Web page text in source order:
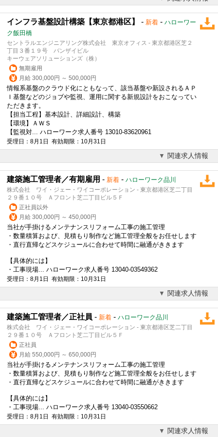
インフラ基盤設計構築【東京都港区】 - 新着 - ハローワー
ク飯田橋
セントラルエンジニアリング株式会社 東京オフィス - 東京都港区芝２
丁目３番１９号 バンザイビル
キーウェアソリューションズ（株）
無期雇用
月給 300,000円 ～ 500,000円
情報系基盤のクラウド化にともなって、該当基盤や新設されるＡＰ
Ｉ基盤などのジョブや監視、運用に関する新規設計をおこなってい
ただきます。
【担当工程】基本設計、詳細設計、構築
【環境】ＡＷＳ
【監視対... ハローワーク求人番号 13010-83620961
受理日：8月1日 有効期限：10月31日
関連求人情報
建築施工管理者／有期雇用 - 新着 - ハローワーク品川
株式会社 ワイ・ジェー・ワイコーポレーション - 東京都港区芝二丁目
２９番１０号 Ａフロント芝二丁目ビル５Ｆ
正社員以外
月給 300,000円 ～ 450,000円
当社が手掛けるメンテナンスリフォーム工事の施工管理
・数量積算および、見積もり制作など施工管理全般をお任せします
・直行直帰などスケジュールに合わせて時間に融通がききます
【具体的には】
・工事現場... ハローワーク求人番号 13040-03549362
受理日：8月1日 有効期限：10月31日
関連求人情報
建築施工管理者／正社員 - 新着 - ハローワーク品川
株式会社 ワイ・ジェー・ワイコーポレーション - 東京都港区芝二丁目
２９番１０号 Ａフロント芝二丁目ビル５Ｆ
正社員
月給 550,000円 ～ 650,000円
当社が手掛けるメンテナンスリフォーム工事の施工管理
・数量積算および、見積もり制作など施工管理全般をお任せします
・直行直帰などスケジュールに合わせて時間に融通がききます
【具体的には】
・工事現場... ハローワーク求人番号 13040-03550662
受理日：8月1日 有効期限：10月31日
関連求人情報